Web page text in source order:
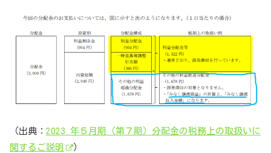
（出典： 2023 年５月期（第７期）分配金の税務上の取扱いに
関するご説明
）